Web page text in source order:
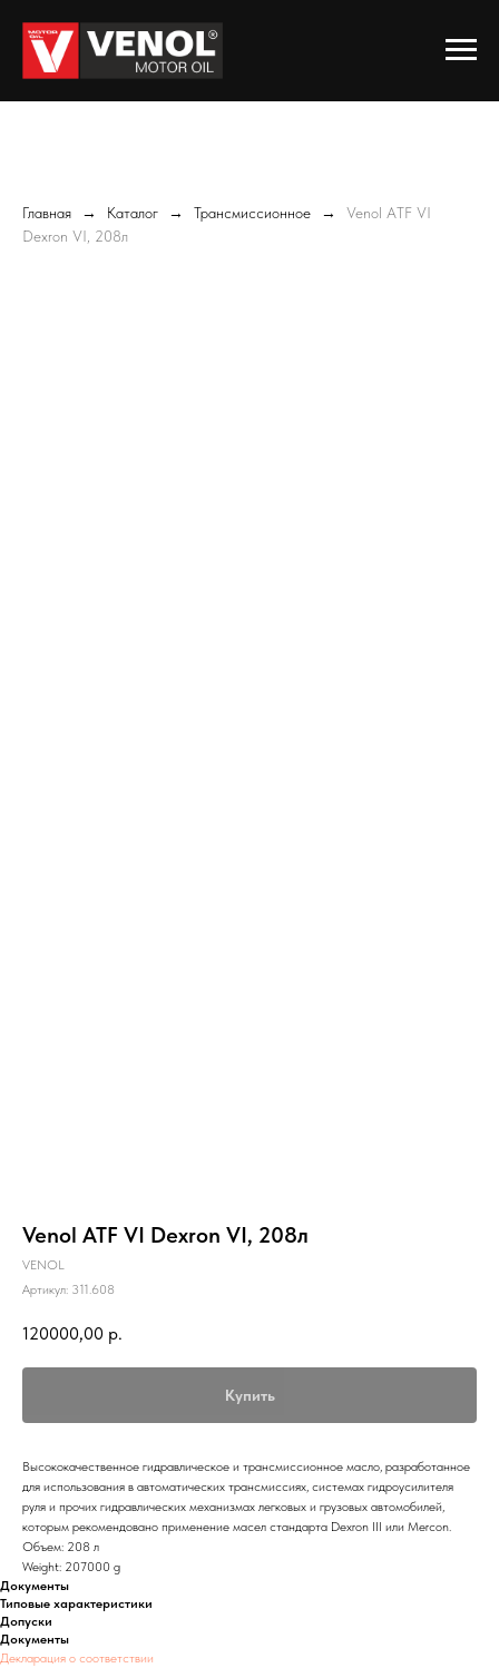
Главная Каталог Трансмиссионное
Venol ATF VI
Dexron VI, 208л
Venol ATF VI Dexron VI, 208л
VENOL
Артикул: 311.608
120000,00 р.
Купить
Высококачественное гидравлическое и трансмиссионное масло, разработанное
для использования в автоматических трансмиссиях, системах гидроусилителя
руля и прочих гидравлических механизмах легковых и грузовых автомобилей,
которым рекомендовано применение масел стандарта Dexron III или Mercon.
Объем: 208 л
Weight: 207000 g
Документы
Типовые характеристики
Допуски
Документы
Декларация о соответствии